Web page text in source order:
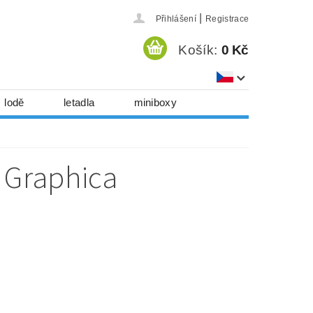
Přihlášení Registrace
Košík: 0 Kč
lodě letadla miniboxy
série